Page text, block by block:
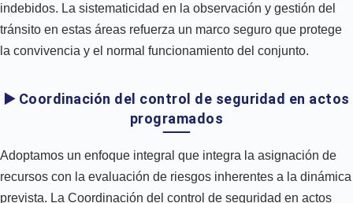
indebidos. La sistematicidad en la observación y gestión del
tránsito en estas áreas refuerza un marco seguro que protege
la convivencia y el normal funcionamiento del conjunto.
▶️ Coordinación del control de seguridad en actos
programados
Adoptamos un enfoque integral que integra la asignación de
recursos con la evaluación de riesgos inherentes a la dinámica
prevista. La Coordinación del control de seguridad en actos